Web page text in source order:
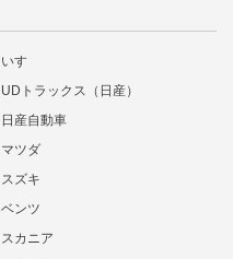
いすゞ
UDトラックス（日産）
日産自動車
マツダ
スズキ
ベンツ
スカニア